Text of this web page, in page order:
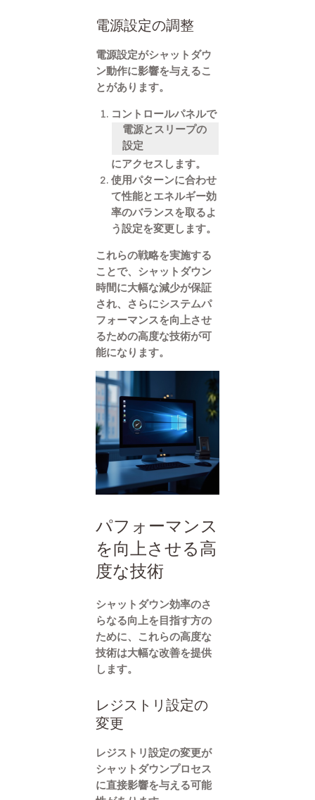
電源設定の調整
電源設定がシャットダウ
ン動作に影響を与えるこ
とがあります。
コントロールパネルで
電源とスリープの
設定
にアクセスします。
使用パターンに合わせ
て性能とエネルギー効
率のバランスを取るよ
う設定を変更します。
これらの戦略を実施する
ことで、シャットダウン
時間に大幅な減少が保証
され、さらにシステムパ
フォーマンスを向上させ
るための高度な技術が可
能になります。
パフォーマンス
を向上させる高
度な技術
シャットダウン効率のさ
らなる向上を目指す方の
ために、これらの高度な
技術は大幅な改善を提供
します。
レジストリ設定の
変更
レジストリ設定の変更が
シャットダウンプロセス
に直接影響を与える可能